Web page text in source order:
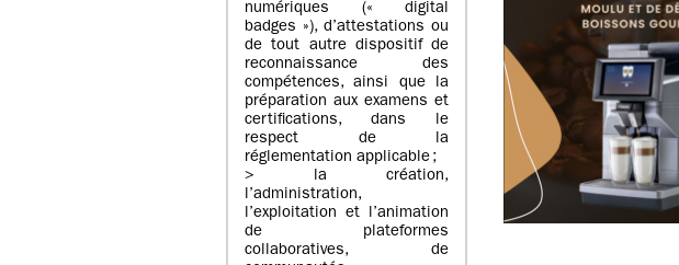
numériques (« digital
badges »), d’attestations ou
de tout autre dispositif de
reconnaissance des
compétences, ainsi que la
préparation aux examens et
certifications, dans le
respect de la
réglementation applicable ;
> la création,
l’administration,
l’exploitation et l’animation
de plateformes
collaboratives, de